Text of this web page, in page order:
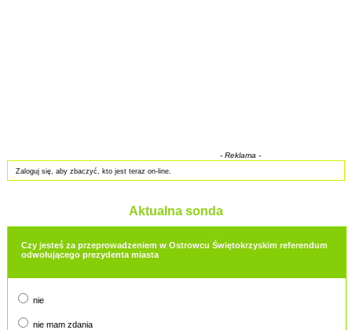
- Reklama -
Zaloguj się, aby zbaczyć, kto jest teraz on-line.
Aktualna sonda
Czy jesteś za przeprowadzeniem w Ostrowcu Świętokrzyskim referendum
odwołującego prezydenta miasta
nie
nie mam zdania